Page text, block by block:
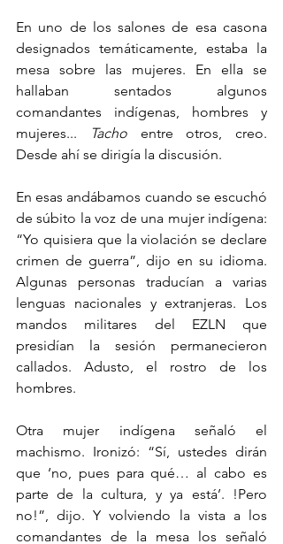
En uno de los salones de esa casona
designados temáticamente, estaba la
mesa sobre las mujeres. En ella se
hallaban sentados algunos
comandantes indígenas, hombres y
mujeres...
Tacho entre otros, creo.
Desde ahí se dirigía la discusión.
En esas andábamos cuando se escuchó
de súbito la voz de una mujer indígena:
“Yo quisiera que la violación se declare
crimen de guerra”, dijo en su idioma.
Algunas personas traducían a varias
lenguas nacionales y extranjeras. Los
mandos militares del EZLN que
presidían la sesión permanecieron
callados. Adusto, el rostro de los
hombres.
Otra mujer indígena señaló el
machismo. Ironizó: “Sí, ustedes dirán
que ‘no, pues para qué… al cabo es
parte de la cultura, y ya está’. !Pero
no!”, dijo. Y volviendo la vista a los
comandantes de la mesa los señaló